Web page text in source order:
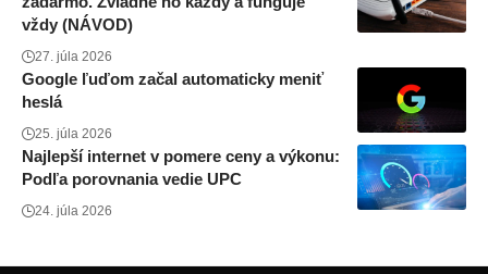
vždy (NÁVOD)
27. júla 2026
Google ľuďom začal automaticky meniť
heslá
25. júla 2026
Najlepší internet v pomere ceny a výkonu:
Podľa porovnania vedie UPC
24. júla 2026